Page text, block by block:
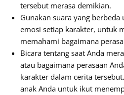
tersebut merasa demikian.
Gunakan suara yang
emosi setiap karakter, untuk
memahami bagaimana
Bicara tentang saat Anda
atau bagaimana perasaan
karakter dalam cerita
anak Anda untuk ikut